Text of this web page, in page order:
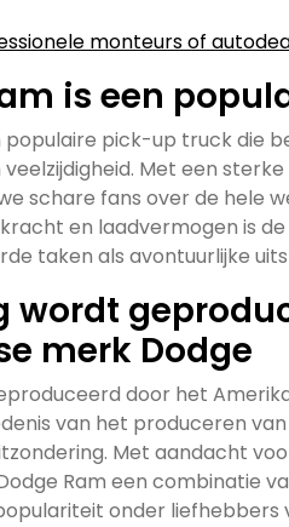
monteurs of
is een
populaire pick-up truck die
Met een
schare fans over de hele
en laadvermogen is
taken als avontuurlijke
wordt
merk Dodge
door het
van het produceren
Met aandacht
Ram een combinatie
onder